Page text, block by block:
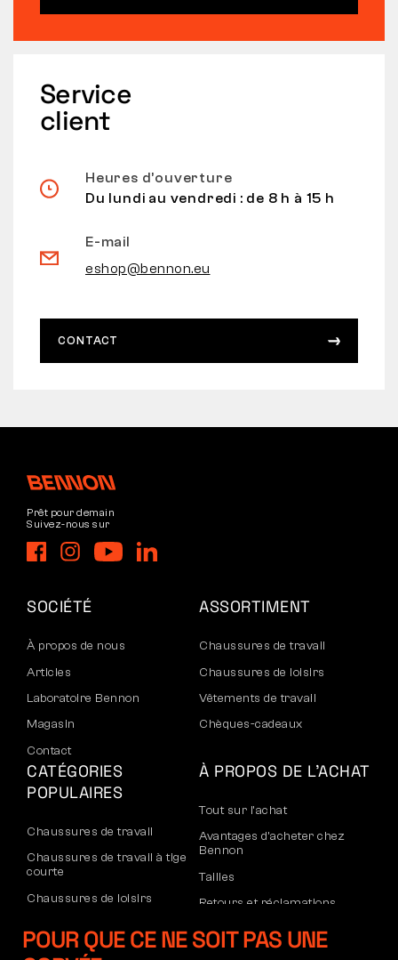
Service
client
Heures d’ouverture
Du lundi au vendredi : de 8 h à 15 h
E-mail
eshop@bennon.eu
CONTACT
Prêt pour demain
Suivez-nous sur
SOCIÉTÉ
À propos de nous
Articles
Laboratoire Bennon
Magasin
Contact
ASSORTIMENT
Chaussures de travail
Chaussures de loisirs
Vêtements de travail
Chèques-cadeaux
CATÉGORIES
POPULAIRES
Chaussures de travail
Chaussures de travail à tige
courte
Chaussures de loisirs
cheville
À PROPOS DE L’ACHAT
Tout sur l’achat
Avantages d’acheter chez
Bennon
Tailles
Retours et réclamations
Transport et paiement
POUR QUE CE NE SOIT PAS UNE